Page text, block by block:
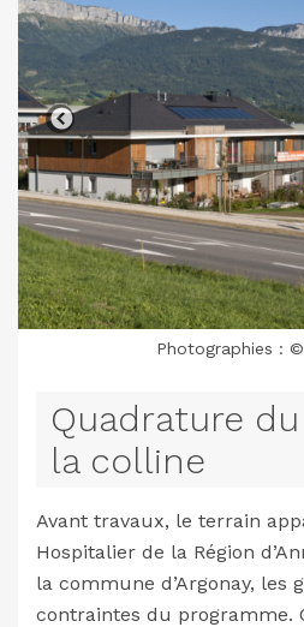
Photographies :
Quadrature
la colline
Avant travaux, le terrain
Hospitalier de la Région
la commune d’Argonay, les
contraintes du programme.